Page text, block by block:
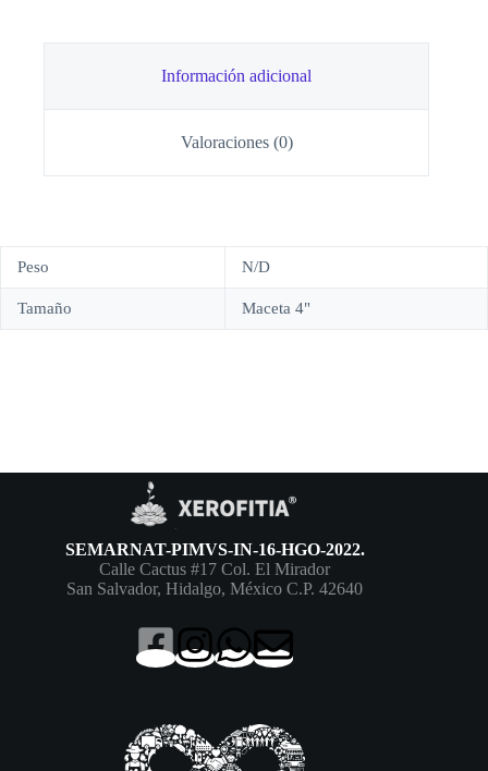
Información adicional
Valoraciones (0)
Peso N/D
Tamaño Maceta 4"
SEMARNAT-PIMVS-IN-16-HGO-2022.
Calle Cactus #17 Col. El Mirador
San Salvador, Hidalgo, México C.P. 42640